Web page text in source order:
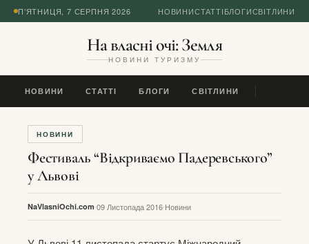
П’ЯТНИЦЯ, 7 СЕРПНЯ 2026 НОВИНИСТАТТІБЛОГИСВІТЛИНИ
На власні очі: Земля
НОВИНИ ТУРИЗМУ
НОВИНИ СТАТТІ БЛОГИ СВІТЛИНИ
НОВИНИ
Фестиваль “Відкриваємо Падеревського”
у Львові
NaVlasniOchi.com 09 Листопада 2016 Новини